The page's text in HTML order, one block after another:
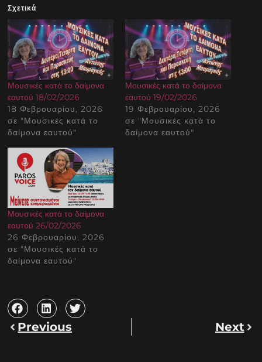
Σχετικά
Μουσικές κατά το δαίμονα
εαυτού 18/02/2026
18 Φεβρουαρίου, 2026
σε "Μουσικές κατά το
δαίμονα εαυτού"
Μουσικές κατά το δαίμονα
εαυτού 19/02/2026
19 Φεβρουαρίου, 2026
σε "Μουσικές κατά το
δαίμονα εαυτού"
Μουσικές κατά το δαίμονα
εαυτού 26/02/2026
26 Φεβρουαρίου, 2026
σε "Μουσικές κατά το
δαίμονα εαυτού"
Previous Next